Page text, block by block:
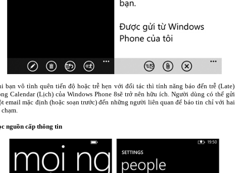
bạn vô tình quên tiến độ hoặc trễ hẹn với đối tác thì tính năng báo đến trễ (Late)
Calendar (Lịch) của Windows Phone 8sẽ trở nên hữu ích. Người dùng có thể gửi
email mặc định (hoặc soạn trước) đến những người liên quan để báo tin chỉ với hai
nguồn cấp thông tin